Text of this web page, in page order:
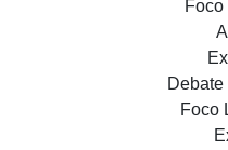
Debate
Foco